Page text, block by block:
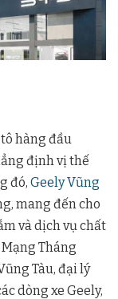
hàng đầu
định vị thế
đó, Geely Vũng
mang đến cho
và dịch vụ chất
Mạng Tháng
Tàu, đại lý
dòng xe Geely,